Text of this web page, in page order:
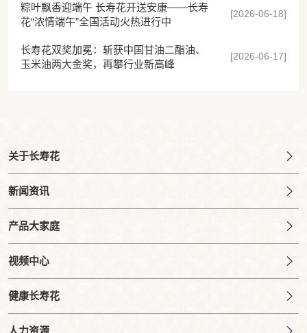
粽叶飘香迎端午 长寿花开送安康——长寿
花“浓情端午”全国活动火热进行中
[2026-06-18]
长寿花双奖加冕：斩获中国甘油二酯油、
玉米油两大金奖，再攀行业新高峰
[2026-06-17]
关于长寿花
新闻资讯
产品大家庭
视频中心
健康长寿花
人力资源